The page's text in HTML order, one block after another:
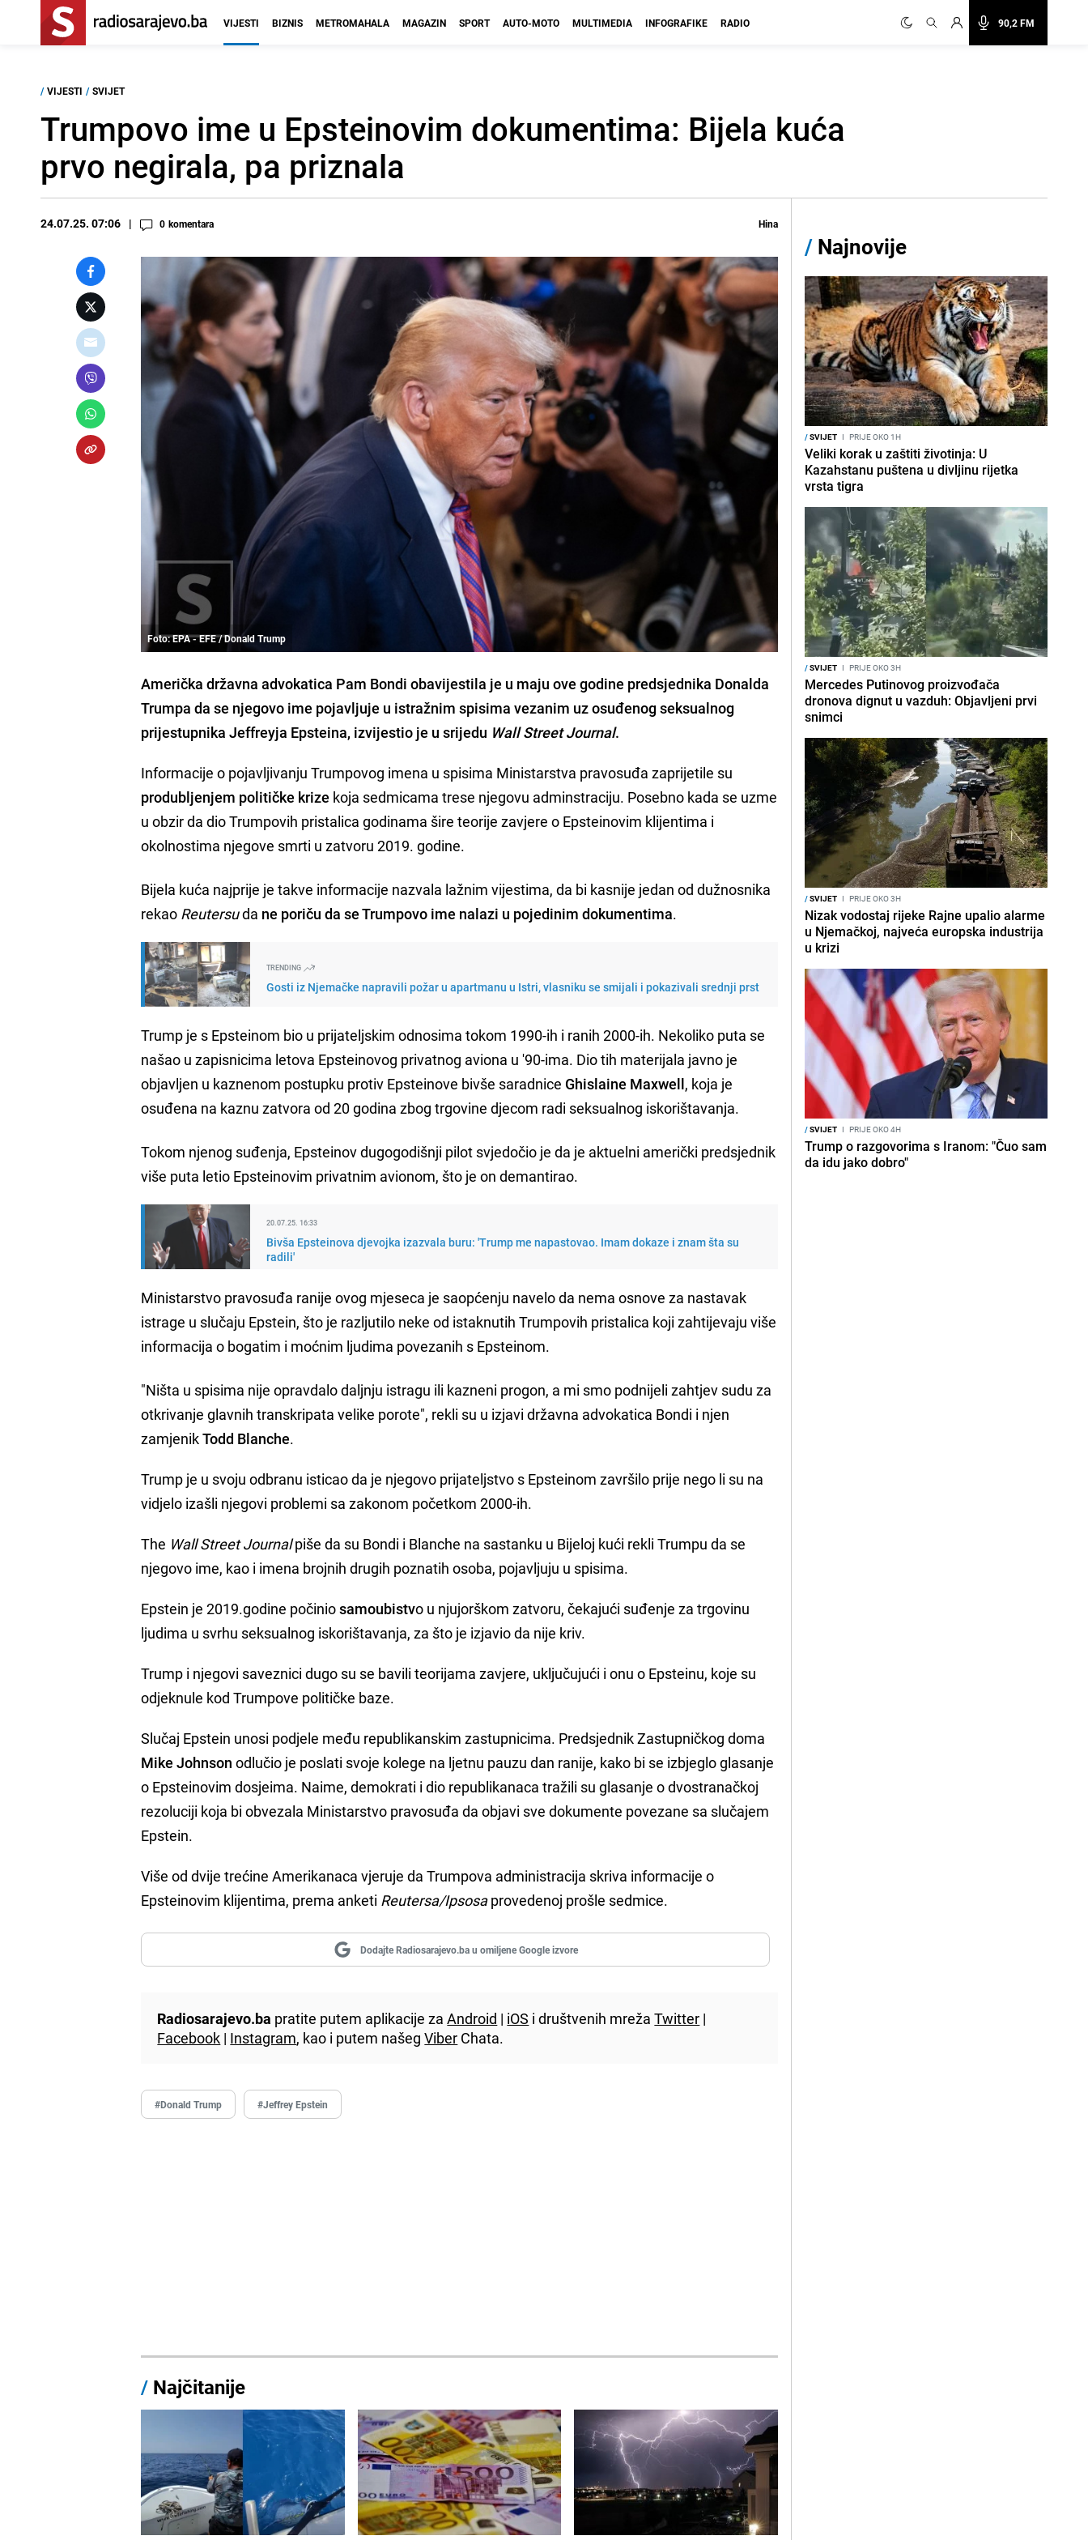
90,2 FM
VIJESTI BIZNIS METROMAHALA MAGAZIN SPORT AUTO-MOTO MULTIMEDIA INFOGRAFIKE RADIO
/ VIJESTI / SVIJET
Trumpovo ime u Epsteinovim dokumentima: Bijela kuća
prvo negirala, pa priznala
24.07.25. 07:06 0 komentara Hina
Foto: EPA - EFE / Donald Trump
Američka državna advokatica Pam Bondi obavijestila je u maju ove godine predsjednika Donalda
Trumpa da se njegovo ime pojavljuje u istražnim spisima vezanim uz osuđenog seksualnog
prijestupnika Jeffreyja Epsteina, izvijestio je u srijedu Wall Street Journal.
Informacije o pojavljivanju Trumpovog imena u spisima Ministarstva pravosuđa zaprijetile su
produbljenjem političke krize koja sedmicama trese njegovu adminstraciju. Posebno kada se uzme
u obzir da dio Trumpovih pristalica godinama šire teorije zavjere o Epsteinovim klijentima i
okolnostima njegove smrti u zatvoru 2019. godine.
Bijela kuća najprije je takve informacije nazvala lažnim vijestima, da bi kasnije jedan od dužnosnika
rekao Reutersuda ne poriču da se Trumpovo ime nalazi u pojedinim dokumentima.
TRENDING
Gosti iz Njemačke napravili požar u apartmanu u Istri, vlasniku se smijali i pokazivali srednji prst
Trump je s Epsteinom bio u prijateljskim odnosima tokom 1990-ih i ranih 2000-ih. Nekoliko puta se
našao u zapisnicima letova Epsteinovog privatnog aviona u '90-ima. Dio tih materijala javno je
objavljen u kaznenom postupku protiv Epsteinove bivše saradnice Ghislaine Maxwell, koja je
osuđena na kaznu zatvora od 20 godina zbog trgovine djecom radi seksualnog iskorištavanja.
Tokom njenog suđenja, Epsteinov dugogodišnji pilot svjedočio je da je aktuelni američki predsjednik
više puta letio Epsteinovim privatnim avionom, što je on demantirao.
20.07.25. 16:33
Bivša Epsteinova djevojka izazvala buru: 'Trump me napastovao. Imam dokaze i znam šta su
radili'
Ministarstvo pravosuđa ranije ovog mjeseca je saopćenju navelo da nema osnove za nastavak
istrage u slučaju Epstein, što je razljutilo neke od istaknutih Trumpovih pristalica koji zahtijevaju više
informacija o bogatim i moćnim ljudima povezanih s Epsteinom.
"Ništa u spisima nije opravdalo daljnju istragu ili kazneni progon, a mi smo podnijeli zahtjev sudu za
otkrivanje glavnih transkripata velike porote", rekli su u izjavi državna advokatica Bondi i njen
zamjenikTodd Blanche.
Trump je u svoju odbranu isticao da je njegovo prijateljstvo s Epsteinom završilo prije nego li su na
vidjelo izašli njegovi problemi sa zakonom početkom 2000-ih.
The Wall Street Journalpiše da su Bondi i Blanche na sastanku u Bijeloj kući rekli Trumpu da se
njegovo ime, kao i imena brojnih drugih poznatih osoba, pojavljuju u spisima.
Epstein je 2019.godine počiniosamoubistvo u njujorškom zatvoru, čekajući suđenje za trgovinu
ljudima u svrhu seksualnog iskorištavanja, za što je izjavio da nije kriv.
Trump i njegovi saveznici dugo su se bavili teorijama zavjere, uključujući i onu o Epsteinu, koje su
odjeknule kod Trumpove političke baze.
Slučaj Epstein unosi podjele među republikanskim zastupnicima. Predsjednik Zastupničkog doma
Mike Johnson odlučio je poslati svoje kolege na ljetnu pauzu dan ranije, kako bi se izbjeglo glasanje
o Epsteinovim dosjeima. Naime, demokrati i dio republikanaca tražili su glasanje o dvostranačkoj
rezoluciji koja bi obvezala Ministarstvo pravosuđa da objavi sve dokumente povezane sa slučajem
Epstein.
Više od dvije trećine Amerikanaca vjeruje da Trumpova administracija skriva informacije o
Epsteinovim klijentima, prema anketi Reutersa/Ipsosaprovedenoj prošle sedmice.
Dodajte Radiosarajevo.ba u omiljene Google izvore
Radiosarajevo.ba pratite putem aplikacije zaAndroid | iOS i društvenih mrežaTwitter |
Facebook | Instagram, kao i putem našegViber Chata.
#Donald Trump #Jeffrey Epstein
/ Najčitanije
/ Najnovije
/SVIJET I PRIJE OKO 1H
Veliki korak u zaštiti životinja: U
Kazahstanu puštena u divljinu rijetka
vrsta tigra
/SVIJET I PRIJE OKO 3H
Mercedes Putinovog proizvođača
dronova dignut u vazduh: Objavljeni prvi
snimci
/SVIJET I PRIJE OKO 3H
Nizak vodostaj rijeke Rajne upalio alarme
u Njemačkoj, najveća europska industrija
u krizi
/SVIJET I PRIJE OKO 4H
Trump o razgovorima s Iranom: "Čuo sam
da idu jako dobro"